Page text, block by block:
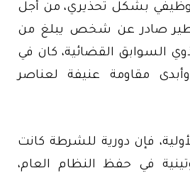
بشكل تحذيري، من أجل
صادر عن شخص يبلغ من
من ذوي السوابق القضائية، كان في
مقاومة عنيفة لعناصر
فإن دورية للشرطة كانت
في حفظ النظام العام،